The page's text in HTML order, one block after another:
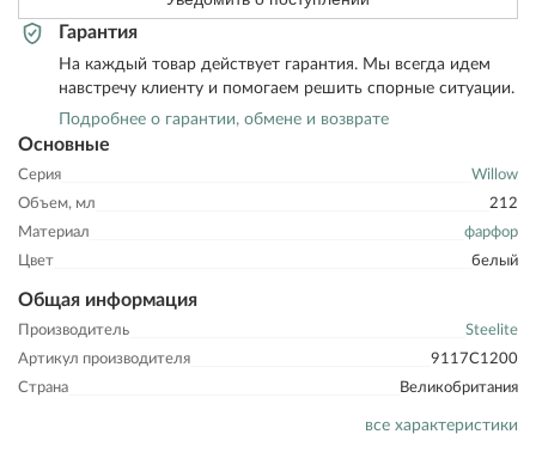
Основные
Серия
Willow
Объем, мл
212
Материал
фарфор
Цвет
белый
Общая информация
Производитель
Steelite
Артикул производителя
9117C1200
Страна
Великобритания
все характеристики
Гарантия
На каждый товар действует гарантия. Мы всегда идем
навстречу клиенту и помогаем решить спорные ситуации.
Подробнее о гарантии, обмене и возврате